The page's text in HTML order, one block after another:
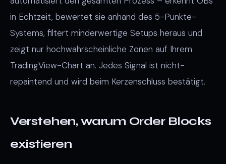
in Echtzeit, bewertet sie anhand des 5-Punkte-
Systems, filtert minderwertige Setups heraus und
zeigt nur hochwahrscheinliche Zonen auf Ihrem
TradingView-Chart an. Jedes Signal ist nicht-
repaintend und wird beim Kerzenschluss bestätigt.
Verstehen, warum Order Blocks
existieren